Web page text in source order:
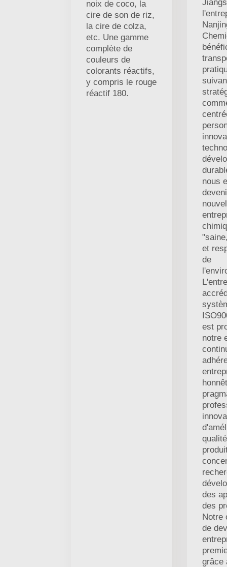
noix de coco, la
cire de son de riz,
la cire de colza,
etc. Une gamme
complète de
couleurs de
colorants réactifs,
y compris le rouge
réactif 180.
nous
et
de
est
notre
des
des
Notre
de
grâce